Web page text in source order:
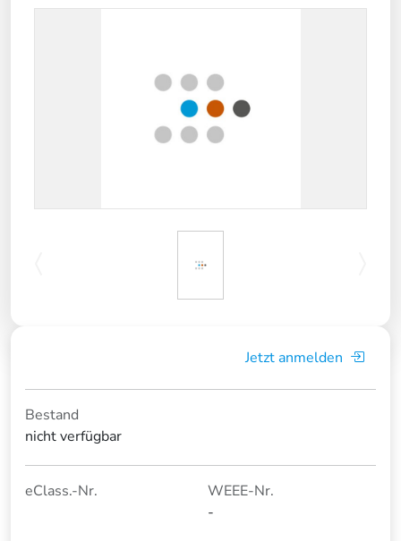
Jetzt anmelden
Bestand
nicht verfügbar
eClass.-Nr.
WEEE-Nr.
-